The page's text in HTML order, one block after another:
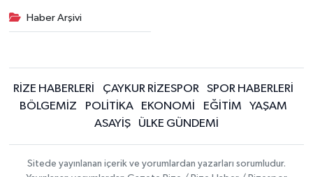
Haber Arşivi
RİZE HABERLERİ ÇAYKUR RİZESPOR
SPOR HABERLERİ
BÖLGEMİZ
POLİTİKA EKONOMİ EĞİTİM
YAŞAM
ASAYİŞ
ÜLKE GÜNDEMİ
Sitede yayınlanan içerik ve yorumlardan yazarları sorumludur.